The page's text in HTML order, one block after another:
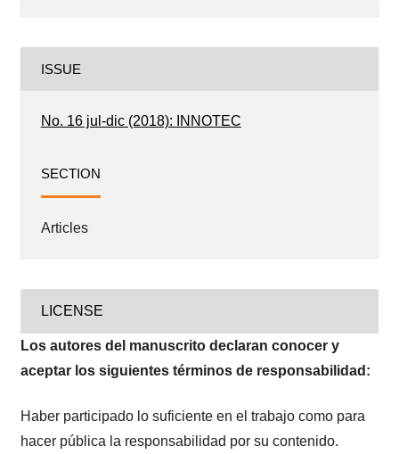
ISSUE
No. 16 jul-dic (2018): INNOTEC
SECTION
Articles
LICENSE
Los autores del manuscrito declaran conocer y
aceptar los siguientes términos de responsabilidad:
Haber participado lo suficiente en el trabajo como para
hacer pública la responsabilidad por su contenido.